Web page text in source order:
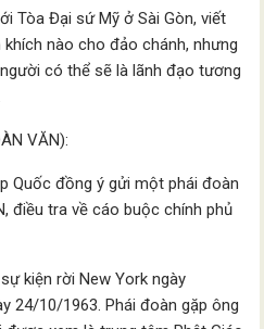
Tòa Đại sứ Mỹ ở Sài Gòn, viết
nào cho đảo chánh, nhưng
có thể sẽ là lãnh đạo tương
VĂN):
Quốc đồng ý gửi một phái đoàn
điều tra về cáo buộc chính phủ
kiện rời New York ngày
24/10/1963. Phái đoàn gặp ông